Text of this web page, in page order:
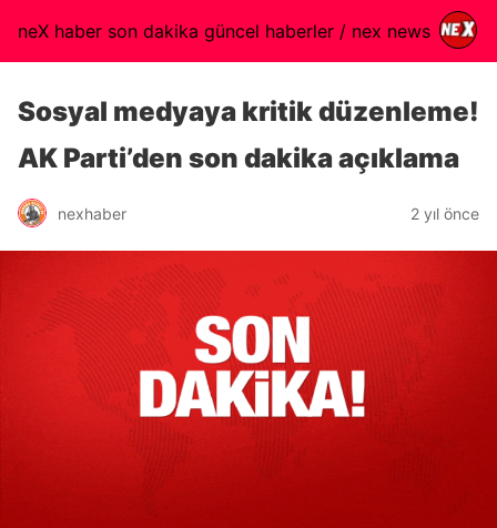
neX haber son dakika güncel haberler / nex news
Sosyal medyaya kritik düzenleme!
AK Parti’den son dakika açıklama
nexhaber 2 yıl önce